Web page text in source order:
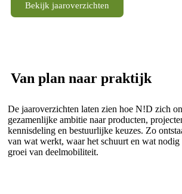
Bekijk jaaroverzichten
Van plan naar praktijk
De jaaroverzichten laten zien hoe N!D zich
gezamenlijke ambitie naar producten,
kennisdeling en bestuurlijke keuzes. Zo
van wat werkt, waar het schuurt en wat nodig
groei van deelmobiliteit.